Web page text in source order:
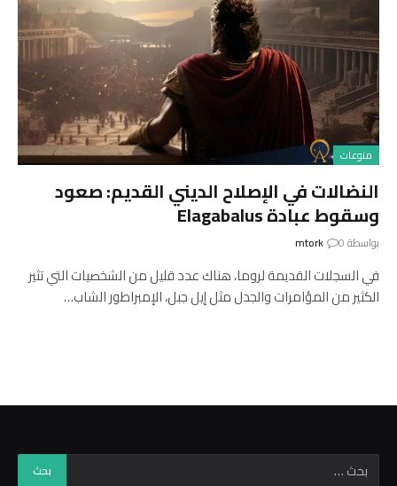
منوعات
النضالات في الإصلاح الديني القديم: صعود
وسقوط عبادة Elagabalus
بواسطة mtork 0
في السجلات القديمة لروما، هناك عدد قليل من الشخصيات التي تثير
الكثير من المؤامرات والجدل مثل إيل جبل، الإمبراطور الشاب…